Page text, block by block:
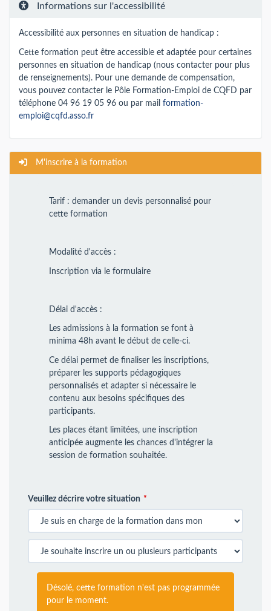
Informations sur l'accessibilité
Accessibilité aux personnes en situation de handicap :
Cette formation peut être accessible et adaptée pour certaines
personnes en situation de handicap (nous contacter pour plus
de renseignements). Pour une demande de compensation,
vous pouvez contacter le Pôle Formation-Emploi de CQFD par
téléphone 04 96 19 05 96 ou par mail formation-
emploi@cqfd.asso.fr
M'inscrire à la formation
Tarif : demander un devis personnalisé pour
cette formation
Modalité d'accès :
Inscription via le formulaire
Délai d'accès :
Les admissions à la formation se font à
minima 48h avant le début de celle-ci.
Ce délai permet de finaliser les inscriptions,
préparer les supports pédagogiques
personnalisés et adapter si nécessaire le
contenu aux besoins spécifiques des
participants.
Les places étant limitées, une inscription
anticipée augmente les chances d'intégrer la
session de formation souhaitée.
Veuillez décrire votre situation
Désolé, cette formation n'est pas programmée
pour le moment.